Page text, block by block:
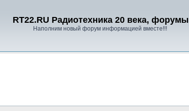
RT22.RU Радиотехника 20 века, форумы
Наполним новый форум информацией вместе!!!